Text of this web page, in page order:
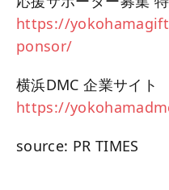
https://
ponsor/
横浜DMC 企業サイト
https://
source: PR TIMES